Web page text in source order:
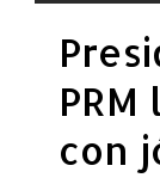
con